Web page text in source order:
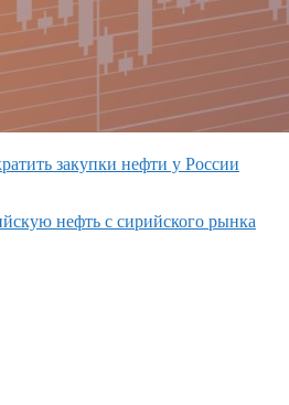
закупки нефти у России
нефть с сирийского рынка